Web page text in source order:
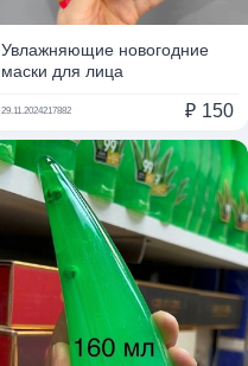
Увлажняющие новогодние
маски для лица
29.11.2024217882 ₽ 150